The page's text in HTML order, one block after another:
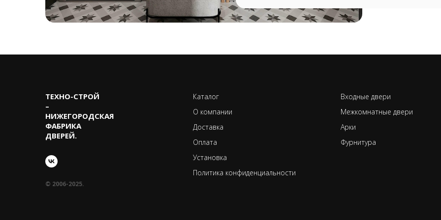
ТЕХНО-CТРОЙ
–
НИЖЕГОРОДСКАЯ
ФАБРИКА
ДВЕРЕЙ.
© 2006-2025.
Каталог
О компании
Доставка
Оплата
Установка
Политика конфиденциальности
Входные двери
Межкомнатные двери
Арки
Фурнитура